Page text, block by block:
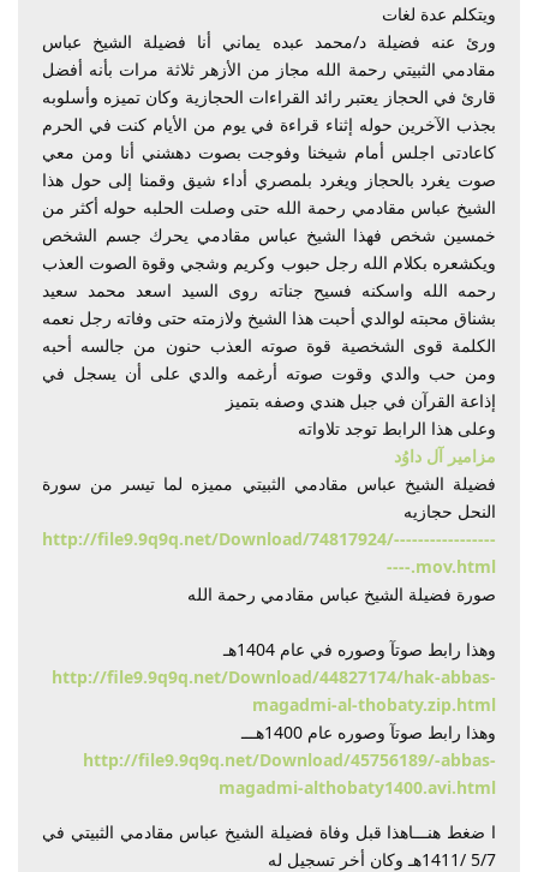
ويتكلم عدة لغات
ورئ عنه فضيلة د/محمد عبده يماني أنا فضيلة الشيخ عباس
مقادمي الثبيتي رحمة الله مجاز من الأزهر ثلاثة مرات بأنه أفضل
قارئ في الحجاز يعتبر رائد القراءات الحجازية وكان تميزه وأسلوبه
بجذب الآخرين حوله إثناء قراءة في يوم من الأيام كنت في الحرم
كاعادتى اجلس أمام شيخنا وفوجت بصوت دهشني أنا ومن معي
صوت يغرد بالحجاز ويغرد بلمصري أداء شيق وقمنا إلى حول هذا
الشيخ عباس مقادمي رحمة الله حتى وصلت الحلبه حوله أكثر من
خمسين شخص فهذا الشيخ عباس مقادمي يحرك جسم الشخص
ويكشعره بكلام الله رجل حبوب وكريم وشجي وقوة الصوت العذب
رحمه الله واسكنه فسيح جناته روى السيد اسعد محمد سعيد
بشناق محبته لوالدي أحبت هذا الشيخ ولازمته حتى وفاته رجل نعمه
الكلمة قوى الشخصية قوة صوته العذب حنون من جالسه أحبه
ومن حب والدي وقوت صوته أرغمه والدي على أن يسجل في
إذاعة القرآن في جبل هندي وصفه بتميز
وعلى هذا الرابط توجد تلاواته
مزامير آل داوُد
فضيلة الشيخ عباس مقادمي الثبيتي مميزه لما تيسر من سورة
النحل حجازيه
http://file9.9q9q.net/Download/74817924/-----------------
----.mov.html
صورة فضيلة الشيخ عباس مقادمي رحمة الله
وهذا رابط صوتآ وصوره في عام 1404هـ
http://file9.9q9q.net/Download/44827174/hak-abbas-
magadmi-al-thobaty.zip.html
وهذا رابط صوتآ وصوره عام 1400هـــ
http://file9.9q9q.net/Download/45756189/-abbas-
magadmi-althobaty1400.avi.html
ا ضغط هنـــاهذا قبل وفاة فضيلة الشيخ عباس مقادمي الثبيتي في
5/7 /1411هـ وكان أخر تسجيل له